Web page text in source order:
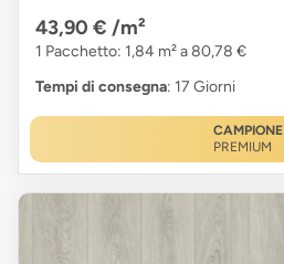
43,90 € /m²
1 Pacchetto: 1,84 m² a 80,78 €
Tempi di consegna: 17 Giorni
CAMPIONE
PREMIUM